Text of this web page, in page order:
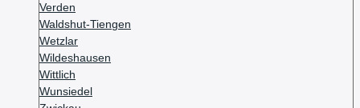
Verden
Waldshut-Tiengen
Wetzlar
Wildeshausen
Wittlich
Wunsiedel